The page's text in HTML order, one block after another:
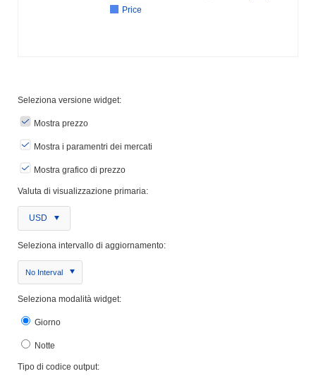
Price
Seleziona versione widget:
Mostra prezzo
Mostra i paramentri dei mercati
Mostra grafico di prezzo
Valuta di visualizzazione primaria:
USD
Seleziona intervallo di aggiornamento:
No Interval
Seleziona modalità widget:
Giorno
Notte
Tipo di codice output: